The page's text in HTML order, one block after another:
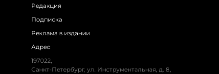
Редакция
Подписка
Реклама в издании
Адрес
197022,
Санкт-Петербург, ул. Инструментальная, д. 8,